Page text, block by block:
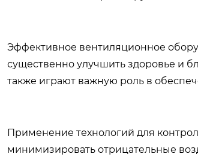
Эффективное вентиляционное
существенно улучшить здоровье и
также играют важную роль в
Применение технологий для
минимизировать отрицательные